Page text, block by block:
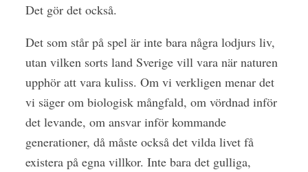
Det gör det också.
Det som står på spel är inte bara några lodjurs liv,
utan vilken sorts land Sverige vill vara när naturen
upphör att vara kuliss. Om vi verkligen menar det
vi säger om biologisk mångfald, om vördnad inför
det levande, om ansvar inför kommande
generationer, då måste också det vilda livet få
existera på egna villkor. Inte bara det gulliga,